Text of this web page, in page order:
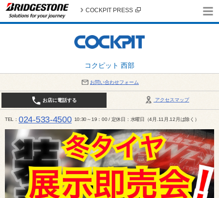
コクピット 西部
COCKPIT PRESS
お問い合わせフォーム
アクセスマップ
お店に電話する
TEL 024-533-4500 10:30～19：00 / 定休日：水曜日（4月.11月.12月